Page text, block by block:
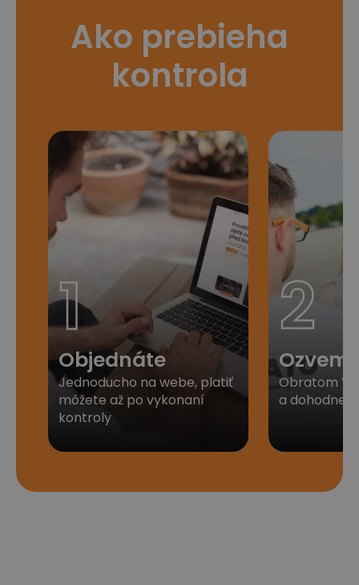
Ako prebieha
kontrola
1
Objednáte
Jednoducho na webe, platiť
môžete až po vykonaní
kontroly
2
Obratom
a